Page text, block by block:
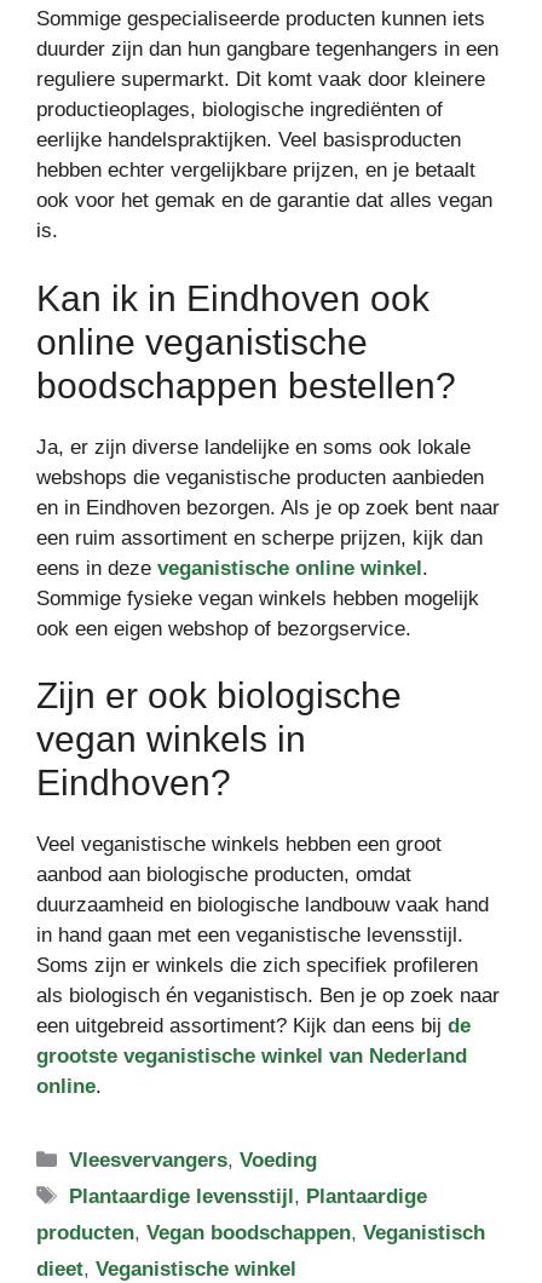
Sommige gespecialiseerde producten kunnen iets
duurder zijn dan hun gangbare tegenhangers in een
reguliere supermarkt. Dit komt vaak door kleinere
productieoplages, biologische ingrediënten of
eerlijke handelspraktijken. Veel basisproducten
hebben echter vergelijkbare prijzen, en je betaalt
ook voor het gemak en de garantie dat alles vegan
is.
Kan ik in Eindhoven ook
online veganistische
boodschappen bestellen?
Ja, er zijn diverse landelijke en soms ook lokale
webshops die veganistische producten aanbieden
en in Eindhoven bezorgen. Als je op zoek bent naar
een ruim assortiment en scherpe prijzen, kijk dan
eens in deze veganistische online winkel.
Sommige fysieke vegan winkels hebben mogelijk
ook een eigen webshop of bezorgservice.
Zijn er ook biologische
vegan winkels in
Eindhoven?
Veel veganistische winkels hebben een groot
aanbod aan biologische producten, omdat
duurzaamheid en biologische landbouw vaak hand
in hand gaan met een veganistische levensstijl.
Soms zijn er winkels die zich specifiek profileren
als biologisch én veganistisch. Ben je op zoek naar
een uitgebreid assortiment? Kijk dan eens bij de
grootste veganistische winkel van Nederland
online.
Categorieën
Vleesvervangers,Voeding
Tags
Plantaardige levensstijl, Plantaardige
producten, Vegan boodschappen, Veganistisch
dieet, Veganistische winkel